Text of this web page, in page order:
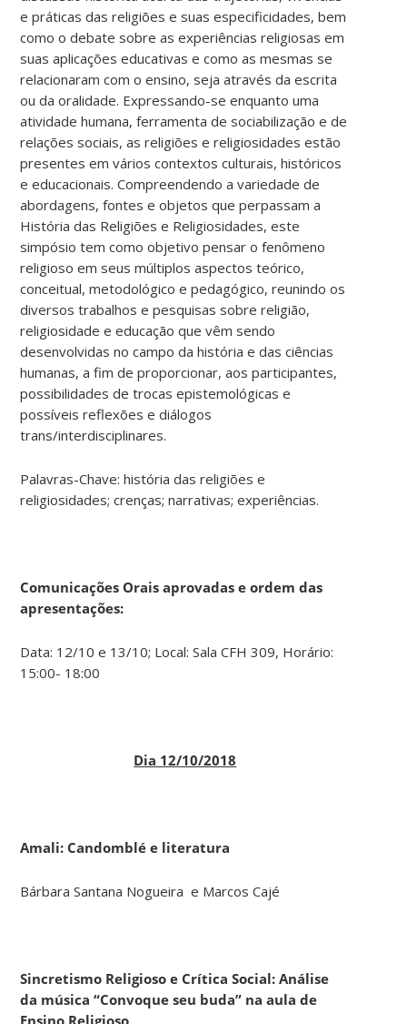
e práticas das religiões e suas especificidades, bem
como o debate sobre as experiências religiosas em
suas aplicações educativas e como as mesmas se
relacionaram com o ensino, seja através da escrita
ou da oralidade. Expressando-se enquanto uma
atividade humana, ferramenta de sociabilização e de
relações sociais, as religiões e religiosidades estão
presentes em vários contextos culturais, históricos
e educacionais. Compreendendo a variedade de
abordagens, fontes e objetos que perpassam a
História das Religiões e Religiosidades, este
simpósio tem como objetivo pensar o fenômeno
religioso em seus múltiplos aspectos teórico,
conceitual, metodológico e pedagógico, reunindo os
diversos trabalhos e pesquisas sobre religião,
religiosidade e educação que vêm sendo
desenvolvidas no campo da história e das ciências
humanas, a fim de proporcionar, aos participantes,
possibilidades de trocas epistemológicas e
possíveis reflexões e diálogos
trans/interdisciplinares.
Palavras-Chave: história das religiões e
religiosidades; crenças; narrativas; experiências.
Comunicações Orais aprovadas e ordem das
apresentações:
Data: 12/10 e 13/10; Local: Sala CFH 309, Horário:
15:00- 18:00
Dia 12/10/2018
Amali: Candomblé e literatura
Bárbara Santana Nogueira e Marcos Cajé
Sincretismo Religioso e Crítica Social: Análise
da música “Convoque seu buda” na aula de
Ensino Religioso